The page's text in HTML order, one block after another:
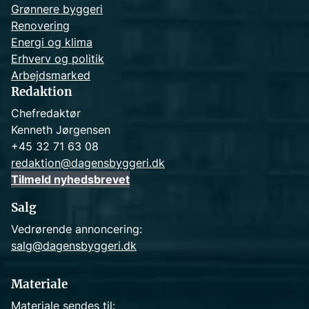
Grønnere byggeri
Renovering
Energi og klima
Erhverv og politik
Arbejdsmarked
Redaktion
Chefredaktør
Kenneth Jørgensen
+45 32 71 63 08
redaktion@dagensbyggeri.dk
Tilmeld nyhedsbrevet
Salg
Vedrørende annoncering:
salg@dagensbyggeri.dk
Materiale
Materiale sendes til: